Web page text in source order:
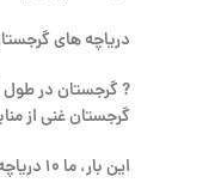
دریاچه های
?️ گرجستان در طول
گرجستان غنی از منابع آب است.
این بار، ما ۱۰ دریاچه ی پر زرق و برق از گرجستان را که از جهت زیبایی و ویژگی های آنها متمایز هستند معرفی می کنیم: